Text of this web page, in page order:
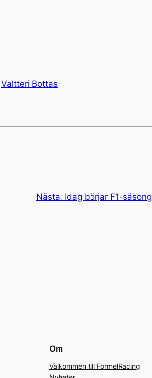
Valtteri Bottas
Nästa: Idag börjar F1-
Om
Välkommen till FormelRacing